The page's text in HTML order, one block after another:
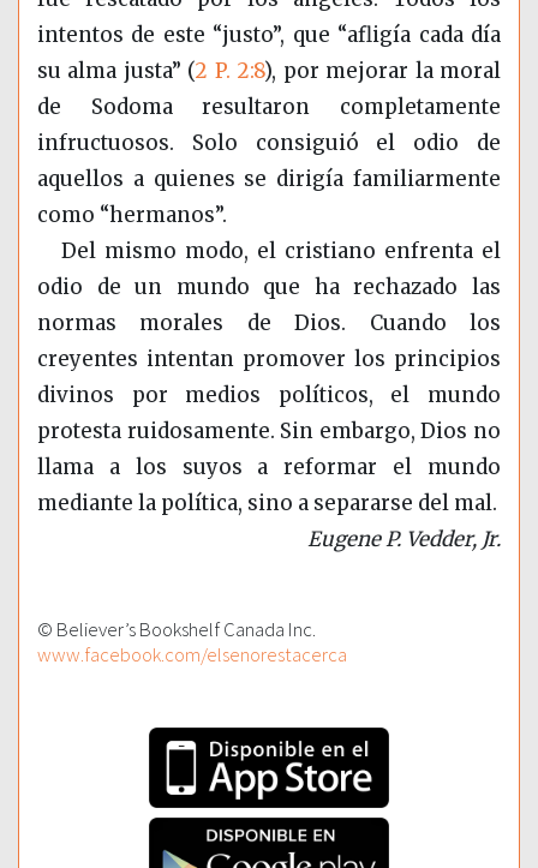
intentos de este “justo”, que “afligía cada día
su alma justa” (2 P. 2:8), por mejorar la moral
de Sodoma resultaron completamente
infructuosos. Solo consiguió el odio de
aquellos a quienes se dirigía familiarmente
como “hermanos”.
Del mismo modo, el cristiano enfrenta el
odio de un mundo que ha rechazado las
normas morales de Dios. Cuando los
creyentes intentan promover los principios
divinos por medios políticos, el mundo
protesta ruidosamente. Sin embargo, Dios no
llama a los suyos a reformar el mundo
mediante la política, sino a separarse del mal.
Eugene P. Vedder, Jr.
© Believer’s Bookshelf Canada Inc.
www.facebook.com/elsenorestacerca